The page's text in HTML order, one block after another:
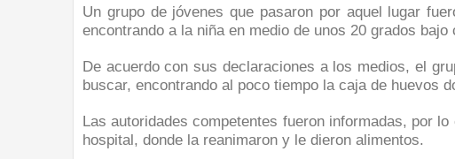
Un grupo de jóvenes que pasaron por aquel lugar
encontrando a la niña en medio de unos 20 grados bajo
De acuerdo con sus declaraciones a los medios, el
buscar, encontrando al poco tiempo la caja de huevos
Las autoridades competentes fueron informadas, por
hospital, donde la reanimaron y le dieron alimentos.